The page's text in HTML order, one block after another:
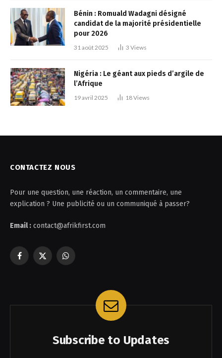
Bénin : Romuald Wadagni désigné
candidat de la majorité présidentielle
pour 2026
31 août 2025 3 Views
Nigéria : Le géant aux pieds d’argile de
l’Afrique
19 avril 2025 18Views
CONTACTEZ NOUS
Pour une question, une réaction, un commentaire, une
explication ? Une publicité ou un communiqué à passer?
Email : contact@afrikfirst.com
Facebook
X
WhatsApp
Subscribe to Updates